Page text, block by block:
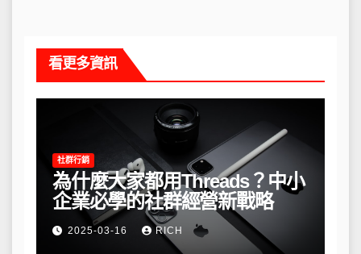
看更多資訊
社群行銷
為什麼大家都用Threads？中小
企業必學的社群經營新戰略
2025-03-16 RICH